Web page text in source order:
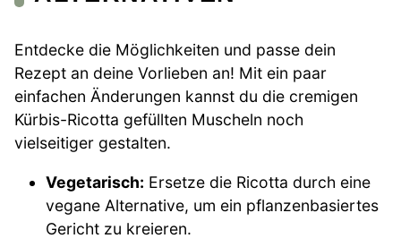
Entdecke die Möglichkeiten und passe dein
Rezept an deine Vorlieben an! Mit ein paar
einfachen Änderungen kannst du die cremigen
Kürbis-Ricotta gefüllten Muscheln noch
vielseitiger gestalten.
Vegetarisch: Ersetze die Ricotta durch eine
vegane Alternative, um ein pflanzenbasiertes
Gericht zu kreieren.